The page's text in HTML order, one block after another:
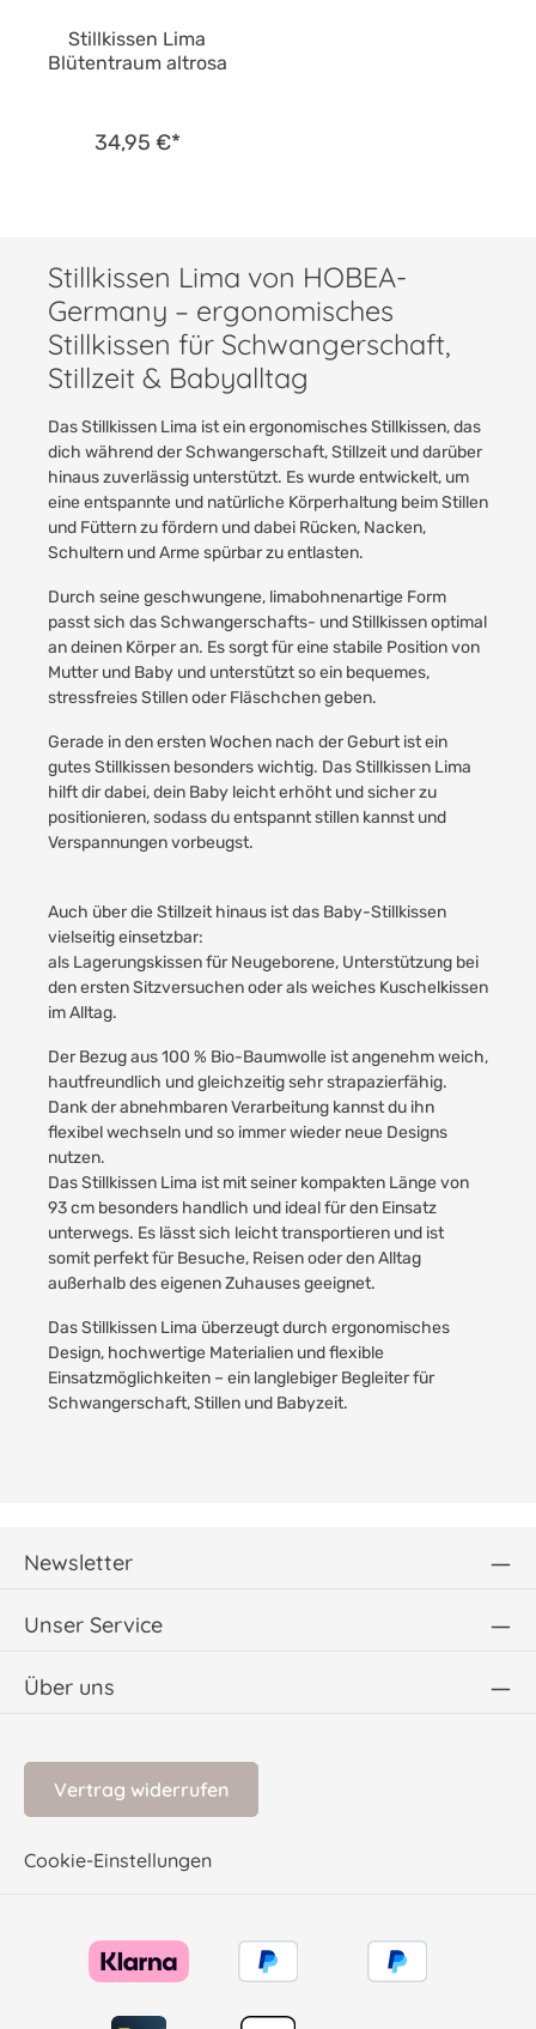
Stillkissen Lima
Blütentraum altrosa
34,95 €*
Stillkissen Lima von HOBEA-
Germany – ergonomisches
Stillkissen für Schwangerschaft,
Stillzeit & Babyalltag
Das Stillkissen Lima ist ein ergonomisches Stillkissen, das
dich während der Schwangerschaft, Stillzeit und darüber
hinaus zuverlässig unterstützt. Es wurde entwickelt, um
eine entspannte und natürliche Körperhaltung beim Stillen
und Füttern zu fördern und dabei Rücken, Nacken,
Schultern und Arme spürbar zu entlasten.
Durch seine geschwungene, limabohnenartige Form
passt sich das Schwangerschafts- und Stillkissen optimal
an deinen Körper an. Es sorgt für eine stabile Position von
Mutter und Baby und unterstützt so ein bequemes,
stressfreies Stillen oder Fläschchen geben.
Gerade in den ersten Wochen nach der Geburt ist ein
gutes Stillkissen besonders wichtig. Das Stillkissen Lima
hilft dir dabei, dein Baby leicht erhöht und sicher zu
positionieren, sodass du entspannt stillen kannst und
Verspannungen vorbeugst.
Auch über die Stillzeit hinaus ist das Baby-Stillkissen
vielseitig einsetzbar:
als Lagerungskissen für Neugeborene, Unterstützung bei
den ersten Sitzversuchen oder als weiches Kuschelkissen
im Alltag.
Der Bezug aus 100 % Bio-Baumwolle ist angenehm weich,
hautfreundlich und gleichzeitig sehr strapazierfähig.
Dank der abnehmbaren Verarbeitung kannst du ihn
flexibel wechseln und so immer wieder neue Designs
nutzen.
Das Stillkissen Lima ist mit seiner kompakten Länge von
93 cm besonders handlich und ideal für den Einsatz
unterwegs. Es lässt sich leicht transportieren und ist
somit perfekt für Besuche, Reisen oder den Alltag
außerhalb des eigenen Zuhauses geeignet.
Das Stillkissen Lima überzeugt durch ergonomisches
Design, hochwertige Materialien und flexible
Einsatzmöglichkeiten – ein langlebiger Begleiter für
Schwangerschaft, Stillen und Babyzeit.
Newsletter
Unser Service
Über uns
Vertrag widerrufen
Cookie-Einstellungen